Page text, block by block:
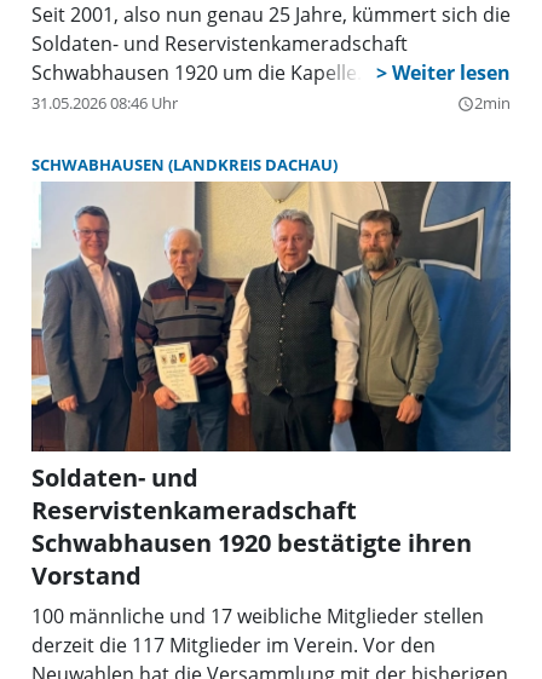
Seit 2001, also nun genau 25 Jahre, kümmert sich die
Soldaten- und Reservistenkameradschaft
Schwabhausen 1920 um die Kapelle.
31.05.2026 08:46 Uhr query_builder2min
SCHWABHAUSEN (LANDKREIS DACHAU)
Soldaten- und
Reservistenkameradschaft
Schwabhausen 1920 bestätigte ihren
Vorstand
100 männliche und 17 weibliche Mitglieder stellen
derzeit die 117 Mitglieder im Verein. Vor den